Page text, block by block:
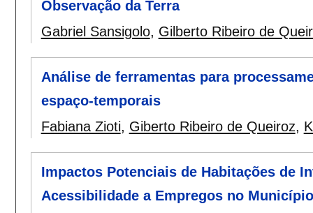
Observação da Terra
Gabriel Sansigolo, Gilberto Ribeiro de
Análise de ferramentas para
espaço-temporais
Fabiana Zioti, Giberto Ribeiro de Queiroz,
Impactos Potenciais de Habitações de
Acessibilidade a Empregos no